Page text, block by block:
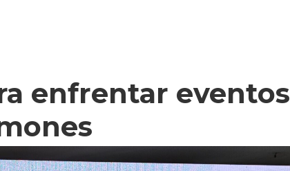
enfrentar eventos